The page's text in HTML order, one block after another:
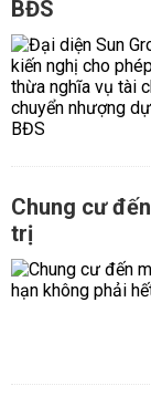
BĐS
Chung cư
trị